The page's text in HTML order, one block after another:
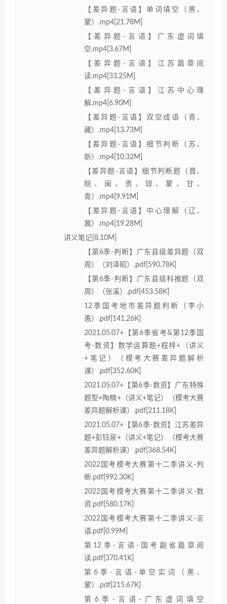
【差异题-言语】单词填空（黑、
蒙）.mp4[21.78M]
【差异题-言语】广东虚词填
空.mp4[3.67M]
【差异题-言语】江苏篇章阅
读.mp4[33.25M]
【差异题-言语】江苏中心理
解.mp4[6.90M]
【差异题-言语】双空成语（青、
藏）.mp4[13.73M]
【差异题-言语】细节判断（苏、
新）.mp4[10.32M]
【差异题-言语】细节判断题（晋、
皖、闽、贵、琼、蒙、甘、
青）.mp4[9.91M]
【差异题-言语】中心理解（辽、
冀）.mp4[19.28M]
讲义笔记[8.10M]
【第6季-判断】广东县级差异题（双
周）（刘泽昭）.pdf[590.78K]
【第6季-判断】广东县级科推题（双
周）（张溪）.pdf[453.58K]
12季国考地市差异题判断（李小
愚）.pdf[141.26K]
2021.05.07+【第6季省考&第12季国
考-数资】数学运算题+程梓+（讲义
+笔记）（模考大赛差异题解析
课）.pdf[352.60K]
2021.05.07+【第6季-数资】广东特殊
题型+陶楠+（讲义+笔记）（模考大赛
差异题解析课）.pdf[211.18K]
2021.05.07+【第6季-数资】江苏差异
题+彭钰泉+（讲义+笔记）（模考大赛
差异题解析课）.pdf[368.54K]
2022国考模考大赛第十二季讲义-判
断.pdf[992.30K]
2022国考模考大赛第十二季讲义-数
资.pdf[580.17K]
2022国考模考大赛第十二季讲义-言
语.pdf[0.99M]
第12季-言语-国考副省篇章阅
读.pdf[370.41K]
第6季-言语-单空实词（黑、
蒙）.pdf[215.67K]
第6季-言语-广东虚词填空